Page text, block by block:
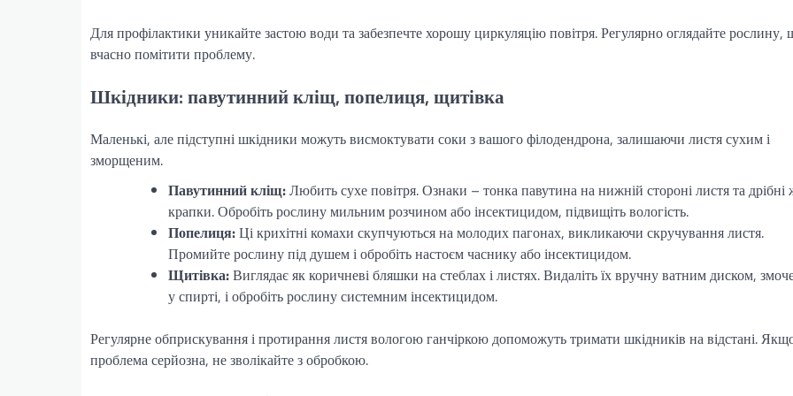
Для профілактики уникайте застою води та забезпечте хорошу циркуляцію повітря. Регулярно оглядайте рослину,
вчасно помітити проблему.
Шкідники: павутинний кліщ, попелиця, щитівка
Маленькі, але підступні шкідники можуть висмоктувати соки з вашого філодендрона, залишаючи листя сухим і
зморщеним.
Павутинний кліщ:Любить сухе повітря. Ознаки – тонка павутина на нижній стороні листя та дрібні
крапки. Обробіть рослину мильним розчином або інсектицидом, підвищіть вологість.
Попелиця:Ці крихітні комахи скупчуються на молодих пагонах, викликаючи скручування листя.
Промийте рослину під душем і обробіть настоєм часнику або інсектицидом.
Щитівка:Виглядає як коричневі бляшки на стеблах і листях. Видаліть їх вручну ватним диском,
у спирті, і обробіть рослину системним інсектицидом.
Регулярне обприскування і протирання листя вологою ганчіркою допоможуть тримати шкідників на відстані.
проблема серйозна, не зволікайте з обробкою.